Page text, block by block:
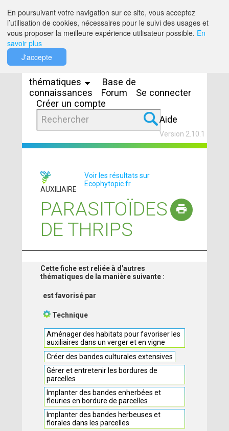
thématiques
Base de
connaissances
Forum
Se connecter
Créer un compte
Aide
Version 2.10.1
AUXILIAIRE
Voir les résultats sur
Ecophytopic.fr
PARASITOÏDES
DE THRIPS
Cette fiche est reliée à d'autres
thématiques de la manière suivante :
est favorisé par
Technique
Aménager des habitats pour favoriser les
auxiliaires dans un verger et en vigne
Créer des bandes culturales extensives
Gérer et entretenir les bordures de
parcelles
Implanter des bandes enherbées et
fleuries en bordure de parcelles
Implanter des bandes herbeuses et
florales dans les parcelles
En poursuivant votre navigation sur ce site, vous acceptez
l’utilisation de cookies, nécessaires pour le suivi des usages et
vous proposer la meilleure expérience utilisateur possible. En
savoir plus
J'accepte